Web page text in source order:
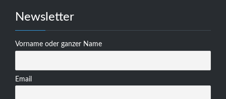
Newsletter
Vorname oder ganzer Name
Email